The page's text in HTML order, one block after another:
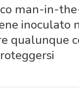
man-in-
inoculato
qualunque